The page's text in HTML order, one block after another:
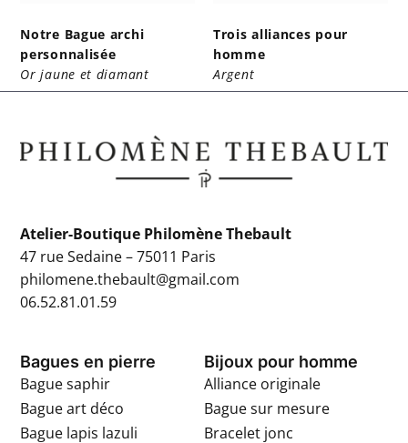
Notre Bague archi
personnalisée
Or jaune et diamant
Trois alliances pour
homme
Argent
Atelier-Boutique Philomène Thebault
47 rue Sedaine – 75011 Paris
philomene.thebault@gmail.com
06.52.81.01.59
Bagues en pierre
Bague saphir
Bague art déco
Bague lapis lazuli
Bijoux pour homme
Alliance originale
Bague sur mesure
Bracelet jonc